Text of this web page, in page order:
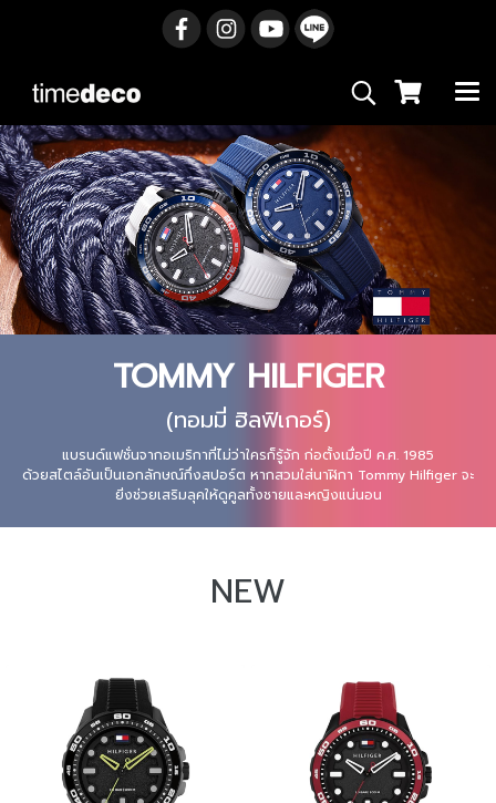
TOMMY HILFIGER
(ทอมมี่ ฮิลฟิเกอร์)
แบรนด์แฟชั่นจากอเมริกาที่ไม่ว่าใครก็รู้จัก ก่อตั้งเมื่อปี ค.ศ. 1985
ด้วยสไตล์อันเป็นเอกลักษณ์กึ่งสปอร์ต หากสวมใส่นาฬิกา Tommy Hilfiger จะ
ยิ่งช่วยเสริมลุคให้ดูคูลทั้งชายและหญิงแน่นอน
NEW